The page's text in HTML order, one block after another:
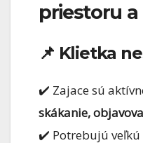
priestoru
📌 Klietka
✔️ Zajace sú
skákanie,
✔️ Potrebujú